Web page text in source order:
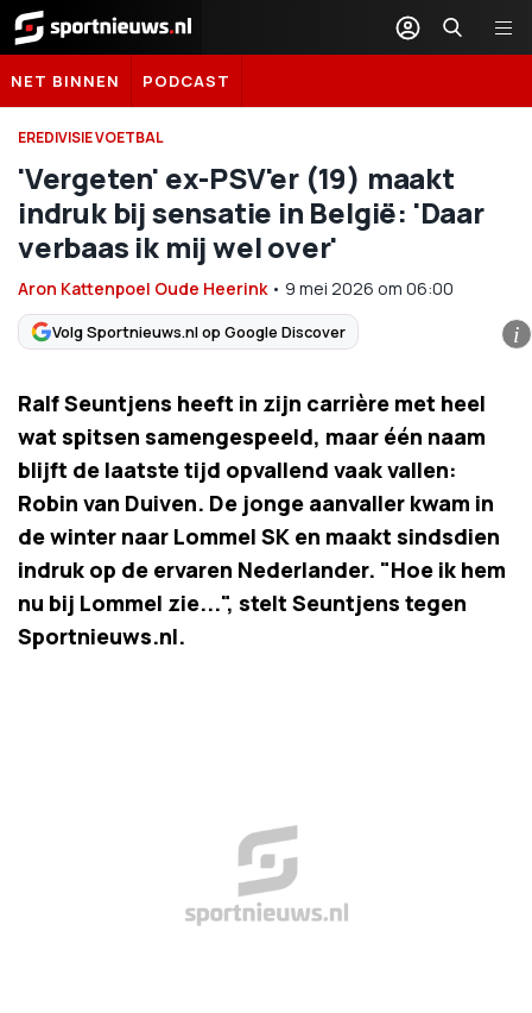
Sportnieuws.nl
NET BINNEN PODCAST
EREDIVISIE VOETBAL
'Vergeten' ex-PSV'er (19) maakt
indruk bij sensatie in België: 'Daar
verbaas ik mij wel over'
Aron Kattenpoel Oude Heerink• 9 mei 2026 om 06:00
Volg Sportnieuws.nl op Google Discover i
Ralf Seuntjens heeft in zijn carrière met heel
wat spitsen samengespeeld, maar één naam
blijft de laatste tijd opvallend vaak vallen:
Robin van Duiven. De jonge aanvaller kwam in
de winter naar Lommel SK en maakt sindsdien
indruk op de ervaren Nederlander. "Hoe ik hem
nu bij Lommel zie...", stelt Seuntjens tegen
Sportnieuws.nl.